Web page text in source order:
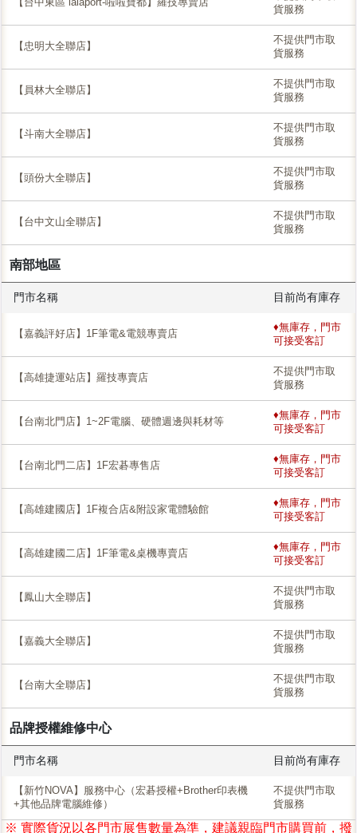
貨服務
【忠明大全聯店】
不提供門市取
貨服務
【員林大全聯店】
不提供門市取
貨服務
【斗南大全聯店】
不提供門市取
貨服務
【頭份大全聯店】
不提供門市取
貨服務
【台中文山全聯店】
不提供門市取
貨服務
南部地區
門市名稱 目前尚有庫存
【嘉義評好店】1F筆電&電競專賣店
♦無庫存，門市
可接受客訂
【高雄捷運站店】羅技專賣店
不提供門市取
貨服務
【台南北門店】1~2F電腦、硬體週邊與耗材等
♦無庫存，門市
可接受客訂
【台南北門二店】1F宏碁專售店
♦無庫存，門市
可接受客訂
【高雄建國店】1F複合店&附設家電體驗館
♦無庫存，門市
可接受客訂
【高雄建國二店】1F筆電&桌機專賣店
♦無庫存，門市
可接受客訂
【鳳山大全聯店】
不提供門市取
貨服務
【嘉義大全聯店】
不提供門市取
貨服務
【台南大全聯店】
不提供門市取
貨服務
品牌授權維修中心
門市名稱 目前尚有庫存
【新竹NOVA】服務中心（宏碁授權+Brother印表機
+其他品牌電腦維修）
不提供門市取
貨服務
※ 實際貨況以各門市展售數量為準，建議親臨門市購買前，撥